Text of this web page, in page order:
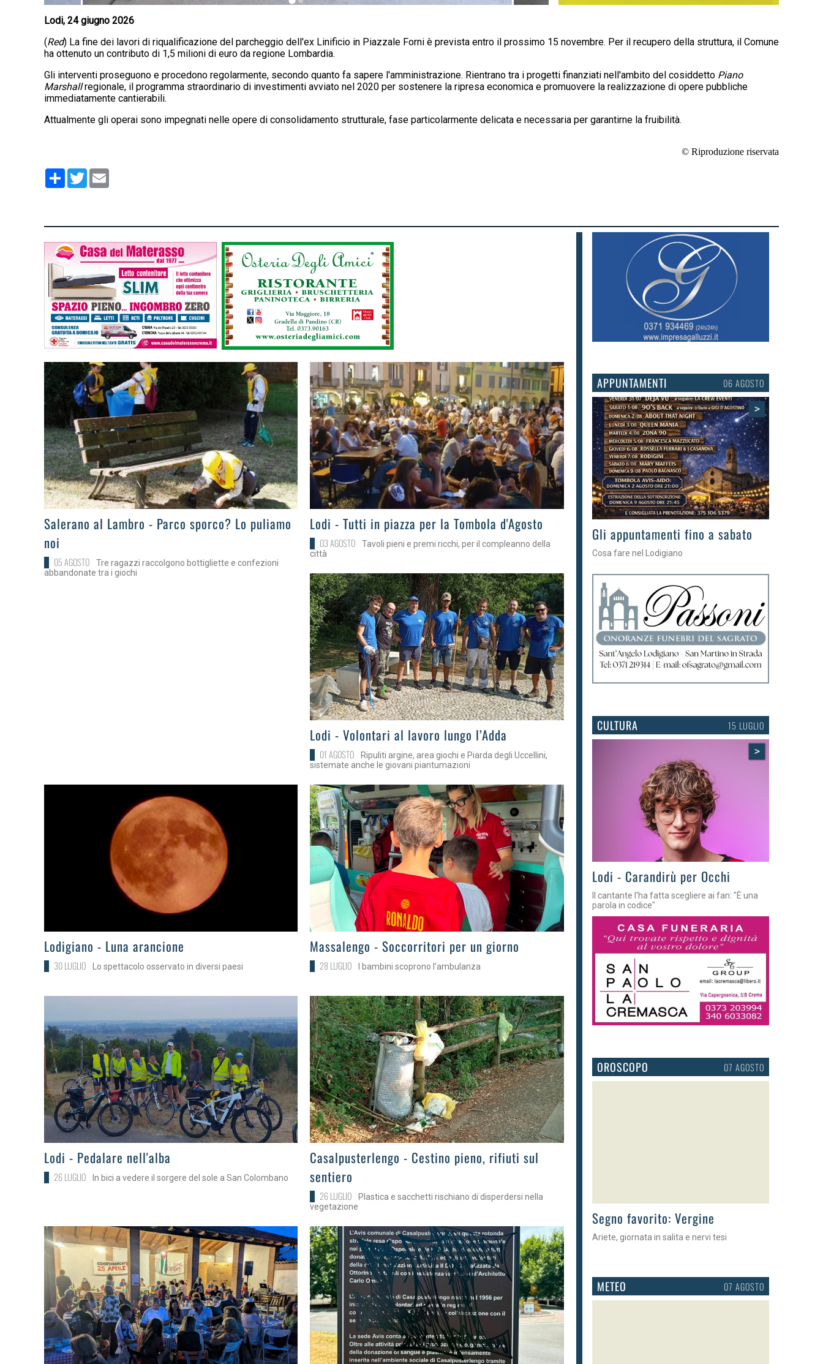
Lodi, 24 giugno 2026
(Red) La fine dei lavori di riqualificazione del parcheggio dell'ex Linificio in Piazzale Forni è prevista entro il prossimo 15 novembre. Per il recupero della struttura, il Comune
ha ottenuto un contributo di 1,5 milioni di euro da regione Lombardia.
Gli interventi proseguono e procedono regolarmente, secondo quanto fa sapere l'amministrazione. Rientrano tra i progetti finanziati nell'ambito del cosiddetto Piano
Marshallregionale, il programma straordinario di investimenti avviato nel 2020 per sostenere la ripresa economica e promuovere la realizzazione di opere pubbliche
immediatamente cantierabili.
Attualmente gli operai sono impegnati nelle opere di consolidamento strutturale, fase particolarmente delicata e necessaria per garantirne la fruibilità.
© Riproduzione riservata
Condividi
Twitter
>
Salerano al Lambro - Parco sporco? Lo puliamo
noi
05 AGOSTO
Tre ragazzi raccolgono bottigliette e confezioni
abbandonate tra i giochi
>Lodi - Tutti in piazza per la Tombola d'Agosto
03 AGOSTO
Tavoli pieni e premi ricchi, per il compleanno della
città
>Lodi - Volontari al lavoro lungo l’Adda
01 AGOSTO
Ripuliti argine, area giochi e Piarda degli Uccellini,
sistemate anche le giovani piantumazioni
>Lodigiano - Luna arancione
30 LUGLIO Lo spettacolo osservato in diversi paesi
>Massalengo - Soccorritori per un giorno
28 LUGLIO I bambini scoprono l’ambulanza
>Lodi - Pedalare nell'alba
26 LUGLIO In bici a vedere il sorgere del sole a San Colombano
>
Casalpusterlengo - Cestino pieno, rifiuti sul
sentiero
26 LUGLIO
Plastica e sacchetti rischiano di disperdersi nella
vegetazione
APPUNTAMENTI 06 AGOSTO
>
Gli appuntamenti fino a sabato
Cosa fare nel Lodigiano
CULTURA 15 LUGLIO
>
Lodi - Carandirù per Occhi
Il cantante l'ha fatta scegliere ai fan: "È una
parola in codice"
OROSCOPO 07 AGOSTO
>
Segno favorito: Vergine
Ariete, giornata in salita e nervi tesi
METEO 07 AGOSTO